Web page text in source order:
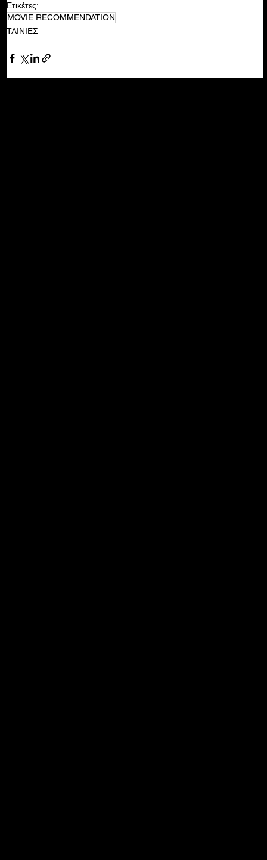
Ετικέτες:
MOVIE RECOMMENDATION
ΤΑΙΝΙΕΣ